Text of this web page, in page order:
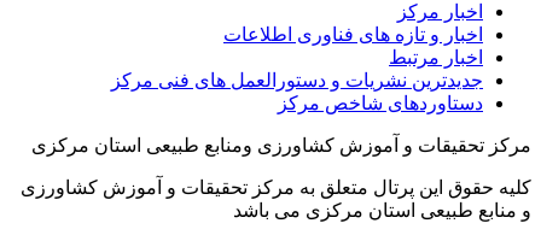
اخبار مرکز
اخبار و تازه های فناوری اطلاعات
اخبار مرتبط
جدیدترین نشریات و دستورالعمل های فنی مرکز
دستاوردهای شاخص مرکز
مرکز تحقیقات و آموزش کشاورزی ومنابع طبیعی استان مرکزی
کلیه حقوق این پرتال متعلق به مرکز تحقیقات و آموزش کشاورزی
و منابع طبیعی استان مرکزی می باشد